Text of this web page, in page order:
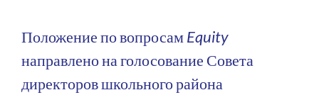
Положение по вопросамEquity
направлено на голосование Совета
директоров школьного района